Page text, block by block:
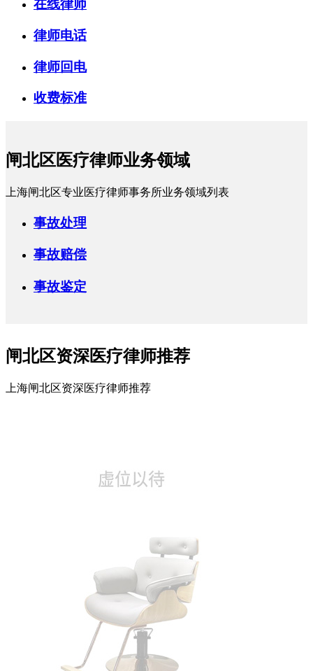
在线律师
律师电话
律师回电
收费标准
闸北区医疗律师业务领域
上海闸北区专业医疗律师事务所业务领域列表
事故处理
事故赔偿
事故鉴定
闸北区资深医疗律师推荐
上海闸北区资深医疗律师推荐